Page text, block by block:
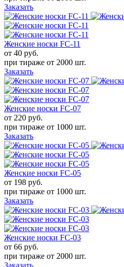
Заказать
Женские носки FC-11
от 40 руб.
при тираже от 2000 шт.
Заказать
Женские носки FC-07
от 220 руб.
при тираже от 1000 шт.
Заказать
Женские носки FC-05
от 198 руб.
при тираже от 1000 шт.
Заказать
Женские носки FC-03
от 66 руб.
при тираже от 2000 шт.
Заказать